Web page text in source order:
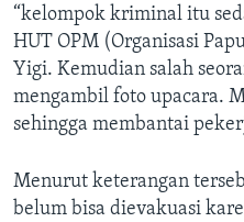
“kelompok kriminal itu
HUT OPM (Organisasi
Yigi. Kemudian salah
mengambil foto upacara.
sehingga membantai
Menurut keterangan
belum bisa dievakuasi